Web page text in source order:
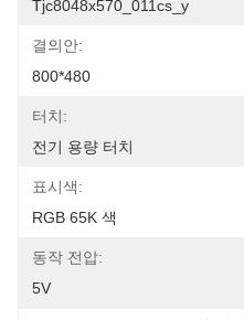
Tjc8048x570_011cs_y
결의안:
800*480
터치:
전기 용량 터치
표시색:
RGB 65K 색
동작 전압:
5V